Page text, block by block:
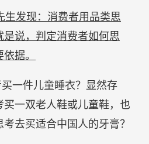
生发现：消费者用品类思
说，判定消费者如何思
据。
一件儿童睡衣？显然存
一双老人鞋或儿童鞋，也
去买适合中国人的牙膏？